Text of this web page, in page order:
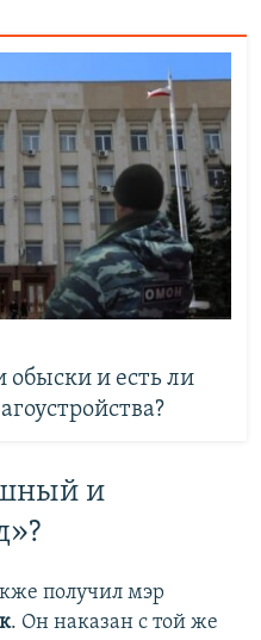
и есть ли
и
получил мэр
. Он наказан с той же